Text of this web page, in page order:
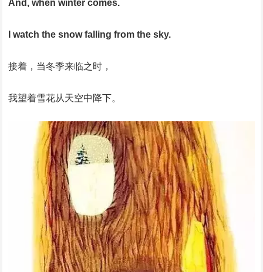
And, when winter comes.
I watch the snow falling from the sky.
接着，当冬季来临之时，
我望着雪花从天空中降下。